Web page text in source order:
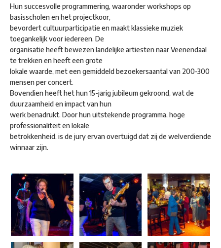
Hun succesvolle programmering, waaronder workshops op
basisscholen en het projectkoor,
bevordert cultuurparticipatie en maakt klassieke muziek
toegankelijk voor iedereen. De
organisatie heeft bewezen landelijke artiesten naar Veenendaal
te trekken en heeft een grote
lokale waarde, met een gemiddeld bezoekersaantal van 200-300
mensen per concert.
Bovendien heeft het hun 15-jarig jubileum gekroond, wat de
duurzaamheid en impact van hun
werk benadrukt. Door hun uitstekende programma, hoge
professionaliteit en lokale
betrokkenheid, is de jury ervan overtuigd dat zij de welverdiende
winnaar zijn.